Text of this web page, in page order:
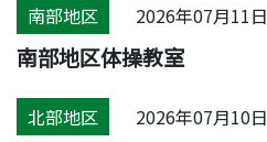
南部地区 2026年07月11日
南部地区体操教室
北部地区 2026年07月10日